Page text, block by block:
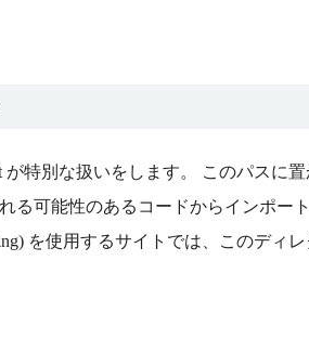
特別な扱いをします。 このパスに置
る可能性のあるコードからインポー
を使用するサイトでは、このディレ